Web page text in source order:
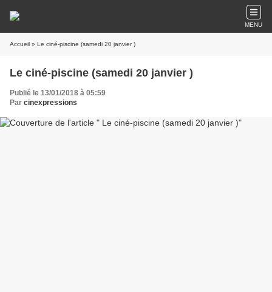
MENU
Accueil » Le ciné-piscine (samedi 20 janvier )
Le ciné-piscine (samedi 20 janvier )
Publié le 13/01/2018 à 05:59
Par cinexpressions